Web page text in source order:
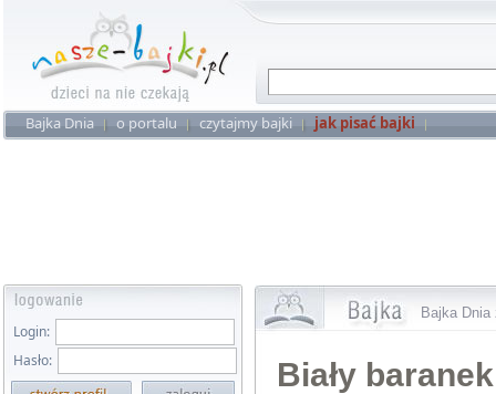
Bajka Dnia o portalu czytajmy bajki jak pisać bajki
Login:
Hasło:
Bajka Dnia
Biały baranek